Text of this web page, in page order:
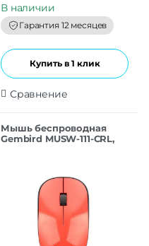
t
o
f
5
В наличии
Гарантия 12 месяцев
Купить в 1 клик
Сравнение
Мышь беспроводная
Gembird MUSW-111-CRL,